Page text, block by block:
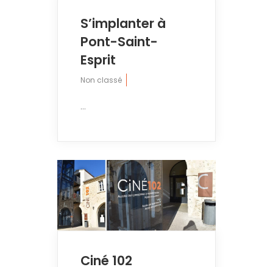
S’implanter à
Pont-Saint-
Esprit
Non classé
...
Ciné 102